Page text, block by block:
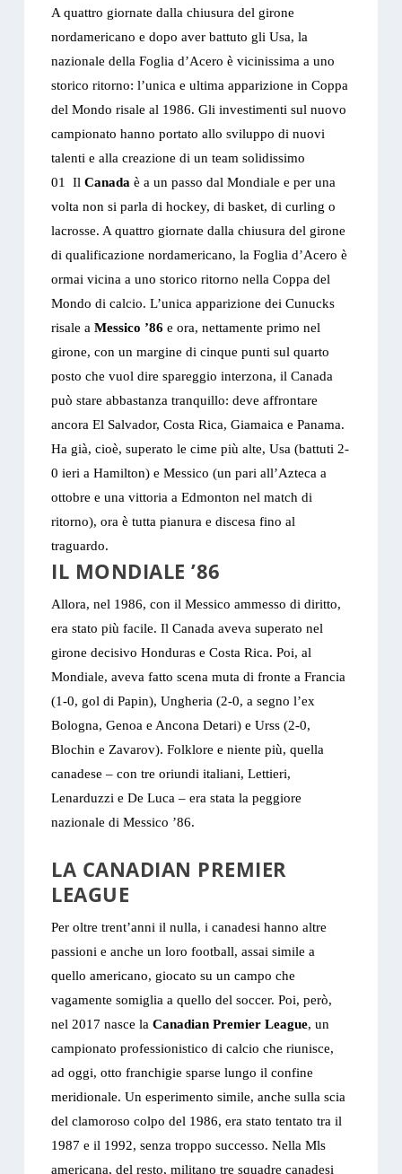
A quattro giornate dalla chiusura del girone
nordamericano e dopo aver battuto gli Usa, la
nazionale della Foglia d’Acero è vicinissima a uno
storico ritorno: l’unica e ultima apparizione in Coppa
del Mondo risale al 1986. Gli investimenti sul nuovo
campionato hanno portato allo sviluppo di nuovi
talenti e alla creazione di un team solidissimo
01IlCanada è a un passo dal Mondiale e per una
volta non si parla di hockey, di basket, di curling o
lacrosse. A quattro giornate dalla chiusura del girone
di qualificazione nordamericano, la Foglia d’Acero è
ormai vicina a uno storico ritorno nella Coppa del
Mondo di calcio. L’unica apparizione dei Cunucks
risale aMessico ’86 e ora, nettamente primo nel
girone, con un margine di cinque punti sul quarto
posto che vuol dire spareggio interzona, il Canada
può stare abbastanza tranquillo: deve affrontare
ancora El Salvador, Costa Rica, Giamaica e Panama.
Ha già, cioè, superato le cime più alte, Usa (battuti 2-
0 ieri a Hamilton) e Messico (un pari all’Azteca a
ottobre e una vittoria a Edmonton nel match di
ritorno), ora è tutta pianura e discesa fino al
traguardo.
IL MONDIALE ’86
Allora, nel 1986, con il Messico ammesso di diritto,
era stato più facile. Il Canada aveva superato nel
girone decisivo Honduras e Costa Rica. Poi, al
Mondiale, aveva fatto scena muta di fronte a Francia
(1-0, gol di Papin), Ungheria (2-0, a segno l’ex
Bologna, Genoa e Ancona Detari) e Urss (2-0,
Blochin e Zavarov). Folklore e niente più, quella
canadese – con tre oriundi italiani, Lettieri,
Lenarduzzi e De Luca – era stata la peggiore
nazionale di Messico ’86.
LA CANADIAN PREMIER
LEAGUE
Per oltre trent’anni il nulla, i canadesi hanno altre
passioni e anche un loro football, assai simile a
quello americano, giocato su un campo che
vagamente somiglia a quello del soccer. Poi, però,
nel 2017 nasce laCanadian Premier League, un
campionato professionistico di calcio che riunisce,
ad oggi, otto franchigie sparse lungo il confine
meridionale. Un esperimento simile, anche sulla scia
del clamoroso colpo del 1986, era stato tentato tra il
1987 e il 1992, senza troppo successo. Nella Mls
americana, del resto, militano tre squadre canadesi